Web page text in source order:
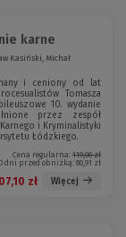
karne
Kasiński, Michał
i ceniony od lat
Tomasza
10. wydanie
przez zespół
i Kryminalistyki
Łódzkiego.
Cena regularna: 119,00 zł
dni przed obniżką:80,91 zł
zł Więcej